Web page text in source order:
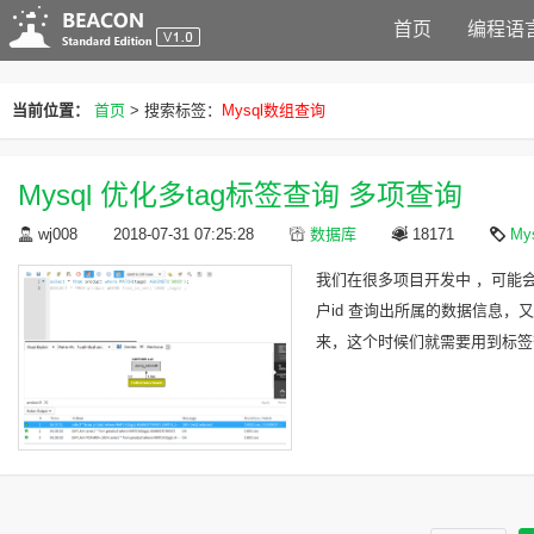
首页 编程语
当前位置： 首页 > 搜索标签： Mysql数组查询
Mysql 优化多tag标签查询 多项查询
wj008 2018-07-31 07:25:28 数据库 18171
我们在很多项目开发中 ，可能
户id 查询出所属的数据信息，
来，这个时候们就需要用到标